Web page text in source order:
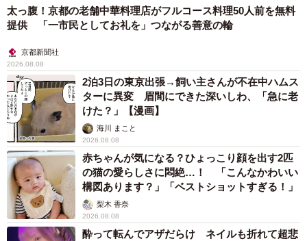
太っ腹！京都の老舗中華料理店がフルコース料理50人前を無料
提供 「一市民としてお礼を」つながる善意の輪
京都新聞社
2026.08.08
2泊3日の東京出張→飼い主さんが不在中ハムス
ターに異変 眉間にできた深いしわ、「急に老
けた？」【漫画】
海川 まこと
2026.08.08
赤ちゃんが気になる？ひょっこり顔を出す2匹
の猫の愛らしさに悶絶…！ 「こんなかわいい
構図あります？」「ベストショットすぎる！」
梨木 香奈
2026.08.08
酔って転んでアザだらけ ネイルも折れて超悲